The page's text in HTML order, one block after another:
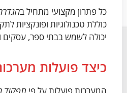
כל פתרון מקצועי מתחיל ב
כוללת טכנולוגיות ופונקציות
יכולה לשמש בבתי ספר, עסקים
כיצד פועלות